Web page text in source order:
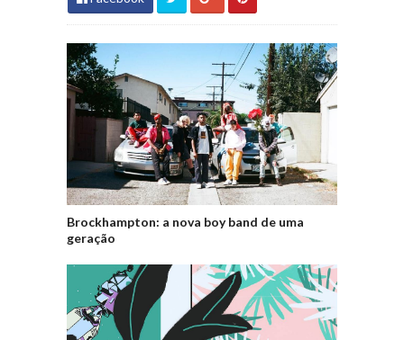
Brockhampton: a nova boy band de uma
geração